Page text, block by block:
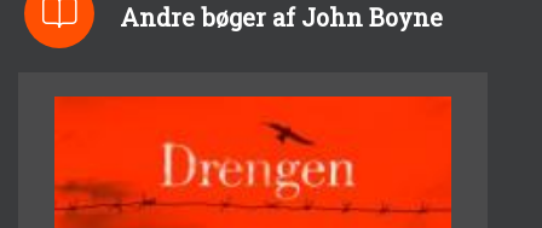
Andre bøger af John Boyne